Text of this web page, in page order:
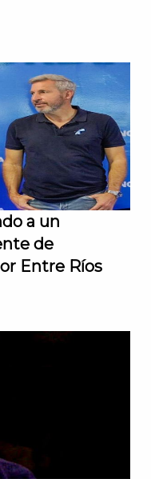
a un
de
Entre Ríos